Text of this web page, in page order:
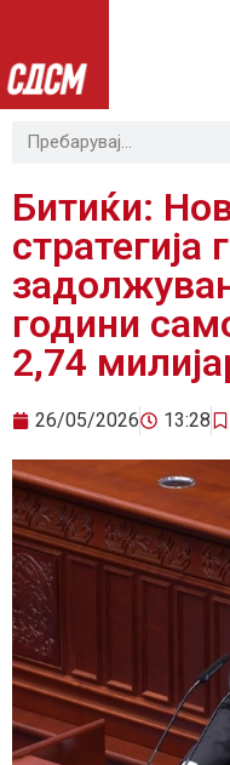
Битиќи:
стратегија
години
2,74
26/05/2026 13:28